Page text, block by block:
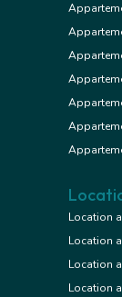
Location
Location
Location
Location